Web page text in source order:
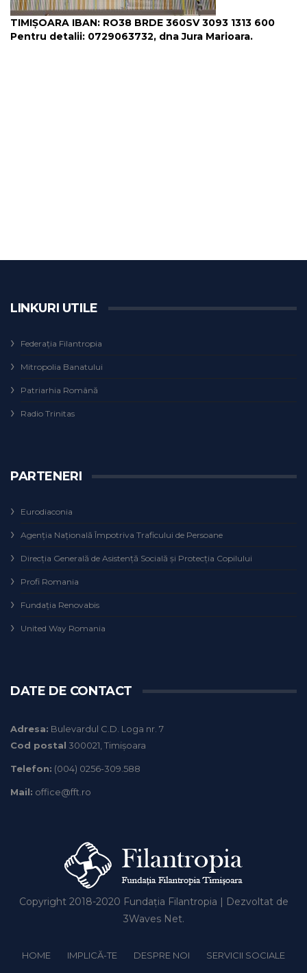
TIMIȘOARA IBAN: RO38 BRDE 360SV 3093 1313 600
Pentru detalii: 0729063732, dna Jura Marioara.
LINKURI UTILE
Federaţia Filantropia
Mitropolia Banatului
Patriarhia Română
Radio Trinitas
PARTENERI
Eurodiaconia
Agenţia Naţională Împotriva Traficului de Persoane
Direcţia Generală de Asistenţă Socială şi Protecţia Copilului
Profi Romania
Fundaţia Renovabis
United Way Romania
DATE DE CONTACT
Adresa: Bulevardul C.D. Loga nr. 7
Cod postal 300021, Timișoara
Telefon: (004) 0256-309.588
Mail: office@fft.ro
Copyright 2018-2020 Fundația Filantropia | Dezvoltat de
3Waves Net.
HOME IMPLICĂ-TE DESPRE NOI
SERVICII SOCIALE